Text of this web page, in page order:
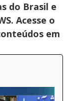
do Brasil e
Acesse o
em